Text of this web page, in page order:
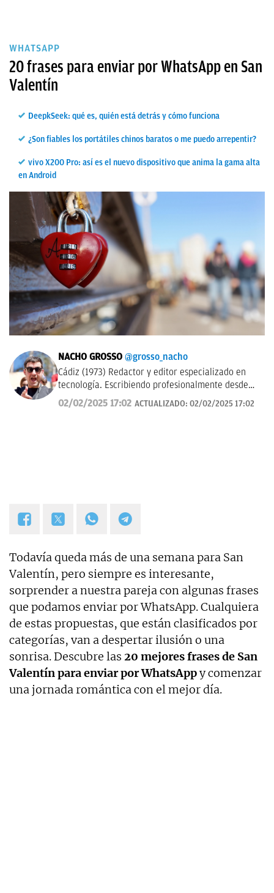
WHATSAPP
20 frases para enviar por WhatsApp en San
Valentín
DeepkSeek: qué es, quién está detrás y cómo funciona
¿Son fiables los portátiles chinos baratos o me puedo arrepentir?
vivo X200 Pro: así es el nuevo dispositivo que anima la gama alta
en Android
NACHO GROSSO @grosso_nacho
Cádiz (1973) Redactor y editor especializado en
tecnología. Escribiendo profesionalmente desde
2017 para medios de difusión y blogs en español.
02/02/2025 17:02 ACTUALIZADO: 02/02/2025 17:02
Todavía queda más de una semana para San
Valentín, pero siempre es interesante,
sorprender a nuestra pareja con algunas frases
que podamos enviar por WhatsApp. Cualquiera
de estas propuestas, que están clasificados por
categorías, van a despertar ilusión o una
sonrisa. Descubre las 20 mejores frases de San
Valentín para enviar por WhatsAppy comenzar
una jornada romántica con el mejor día.